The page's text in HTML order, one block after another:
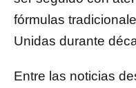
fórmulas
Unidas durante
Entre las noticias